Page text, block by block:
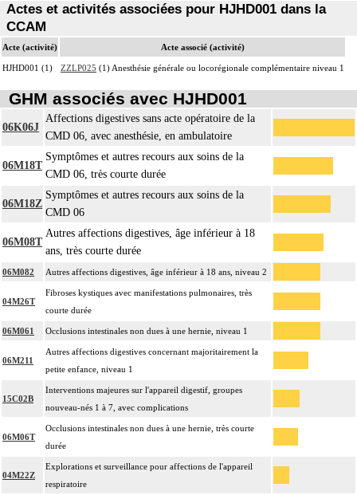
Actes et activités associées pour HJHD001 dans la
CCAM
Acte (activité) Acte associé (activité)
HJHD001 (1) ZZLP025 (1) Anesthésie générale ou locorégionale complémentaire niveau 1
GHM associés avec HJHD001
06K06J
Affections digestives sans acte opératoire de la
CMD 06, avec anesthésie, en ambulatoire
06M18T
Symptômes et autres recours aux soins de la
CMD 06, très courte durée
06M18Z
Symptômes et autres recours aux soins de la
CMD 06
06M08T
Autres affections digestives, âge inférieur à 18
ans, très courte durée
06M082 Autres affections digestives, âge inférieur à 18 ans, niveau 2
04M26T
Fibroses kystiques avec manifestations pulmonaires, très
courte durée
06M061 Occlusions intestinales non dues à une hernie, niveau 1
06M211
Autres affections digestives concernant majoritairement la
petite enfance, niveau 1
15C02B
Interventions majeures sur l'appareil digestif, groupes
nouveau-nés 1 à 7, avec complications
06M06T
Occlusions intestinales non dues à une hernie, très courte
durée
04M22Z
Explorations et surveillance pour affections de l'appareil
respiratoire